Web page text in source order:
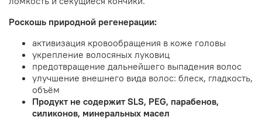
Роскошь природной регенерации:
активизация кровообращения в коже головы
укрепление волосяных луковиц
предотвращение дальнейшего выпадения волос
улучшение внешнего вида волос: блеск, гладкость,
объём
Продукт не содержит SLS, PEG, парабенов,
силиконов, минеральных масел